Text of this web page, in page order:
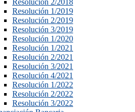
Resolución 2/2018
Resolución 1/2019
Resolución 2/2019
Resolución 3/2019
Resolución 1/2020
Resolución 1/2021
Resolución 2/2021
Resolución 3/2021
Resolución 4/2021
Resolución 1/2022
Resolución 2/2022
Resolución 3/2022